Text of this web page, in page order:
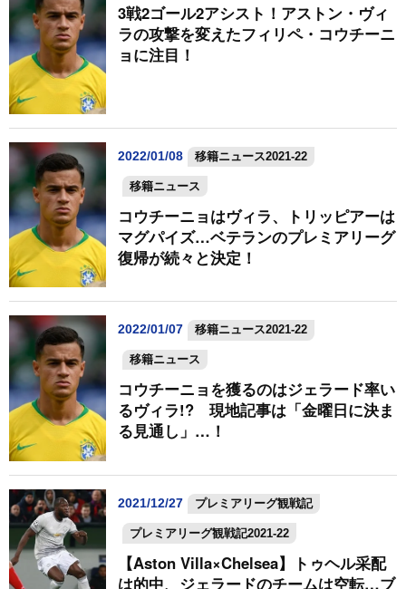
3戦2ゴール2アシスト！アストン・ヴィ
ラの攻撃を変えたフィリペ・コウチーニ
ョに注目！
2022/01/08 移籍ニュース2021-22
移籍ニュース
コウチーニョはヴィラ、トリッピアーは
マグパイズ…ベテランのプレミアリーグ
復帰が続々と決定！
2022/01/07 移籍ニュース2021-22
移籍ニュース
コウチーニョを獲るのはジェラード率い
るヴィラ!? 現地記事は「金曜日に決ま
る見通し」…！
2021/12/27 プレミアリーグ観戦記
プレミアリーグ観戦記2021-22
【Aston Villa×Chelsea】トゥヘル采配
は的中、ジェラードのチームは空転…ブ